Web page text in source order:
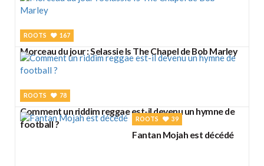
ROOTS 167
Morceau du jour : Selassie Is The Chapel de Bob Marley
ROOTS 78
Comment un riddim reggae est-il devenu un hymne de
football ?
ROOTS 39
Fantan Mojah est décédé